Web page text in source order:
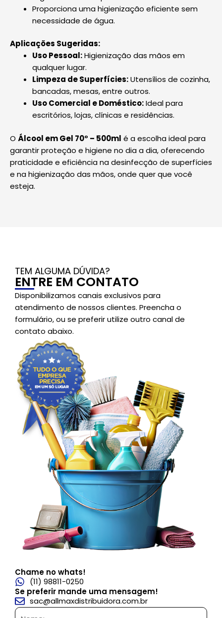
Proporciona uma higienização eficiente sem
necessidade de água.
Aplicações Sugeridas:
Uso Pessoal:Higienização das mãos em
qualquer lugar.
Limpeza de Superfícies:Utensílios de cozinha,
bancadas, mesas, entre outros.
Uso Comercial e Doméstico:Ideal para
escritórios, lojas, clínicas e residências.
O Álcool em Gel 70° – 500ml é a escolha ideal para
garantir proteção e higiene no dia a dia, oferecendo
praticidade e eficiência na desinfecção de superfícies
e na higienização das mãos, onde quer que você
esteja.
TEM ALGUMA DÚVIDA?
ENTRE EM CONTATO
Disponibilizamos canais exclusivos para
atendimento de nossos clientes. Preencha o
formulário, ou se preferir utilize outro canal de
contato abaixo.
Chame no whats!
(11) 98811-0250
Se preferir mande uma mensagem!
sac@allmaxdistribuidora.com.br
Nome: